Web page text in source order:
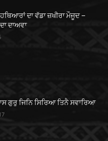
ਦਾ ਵੱਡਾ ਜ਼ਖੀਰਾ ਮੌਜੂਦ –
ਦਾਅਵਾ
ਗੁਰੁ ਜਿਨਿ ਸਿਰਿਆ ਤਿਨੈ ਸਵਾਰਿਆ